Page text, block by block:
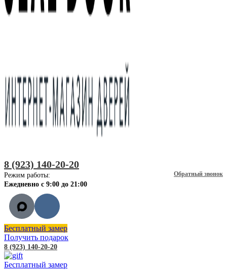
8 (923) 140-20-20
Обратный звонок
Режим работы:
Ежедневно с 9:00 до 21:00
Бесплатный замер
Получить подарок
8 (923) 140-20-20
Бесплатный замер